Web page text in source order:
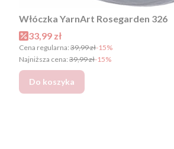
Włóczka YarnArt Rosegarden 326
Cena promocyjna
33,99 zł
Cena regularna: 39,99 zł-15%
Najniższa cena: 39,99 zł-15%
Do koszyka